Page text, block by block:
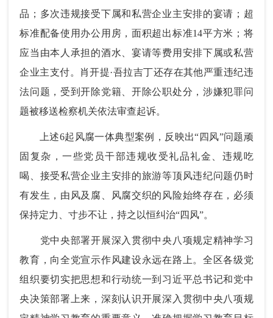
品；多次违规接受下属和私营企业主安排的宴请；超
标准配备使用办公用房，面积超出标准14平方米；将
应当由本人承担的酒水、宴请等费用安排下属或私营
企业主支付。肖开提·吾拉吉丁还存在其他严重违纪违
法问题，受到开除党籍、开除公职处分，涉嫌犯罪问
题被移送检察机关依法审查起诉。
上述6起风腐一体典型案例，反映出“四风”问题顽
固复杂，一些党员干部违规收受礼品礼金、违规吃
喝、接受私营企业主安排的旅游等顶风违纪问题仍时
有发生，由风及腐、风腐交织的风险始终存在，必须
保持定力、寸步不让，持之以恒纠治“四风”。
党中央部署开展深入贯彻中央八项规定精神学习
教育，向全党宣示作风建设永远在路上。全区各级党
组织要切实把思想和行动统一到习近平总书记和党中
央决策部署上来，深刻认识开展深入贯彻中央八项规